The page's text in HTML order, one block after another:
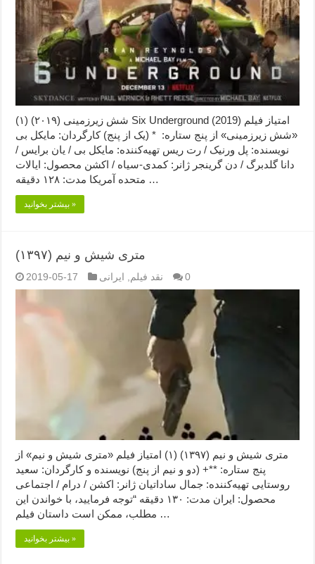
شش زیرزمینی (۲۰۱۹) (۱) Six Underground (2019) امتیاز فیلم
«شش زیرزمینی» از پنج ستاره: * (یک از پنج) کارگردان: مایکل بی
نویسنده: پل ورنیک / رت ریس تهیه‌کننده: مایکل بی / یان برایس /
دانا گلدبرگ / دن گرینجر ژانر: کمدی-سیاه / اکشن محصول: ایالات
متحده آمریکا مدت: ۱۲۸ دقیقه …
بیشتر بخوانید »
متری شیش و نیم (۱۳۹۷)
2019-05-17 نقد فیلم ایرانی 0
متری شیش و نیم (۱۳۹۷) (۱) امتیاز فیلم «متری شیش و نیم» از
پنج ستاره: **+ (دو و نیم از پنج) نویسنده و کارگردان: سعید
روستایی تهیه‌کننده: جمال ساداتیان ژانر: اکشن / درام / اجتماعی
محصول: ایران مدت: ۱۳۰ دقیقه “توجه فرمایید،‌ با خواندن این
مطلب، ممکن است داستان فیلم …
بیشتر بخوانید »